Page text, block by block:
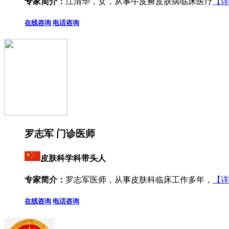
在线咨询 电话咨询
罗志军 门诊医师
皮肤科学科带头人
专家简介： 罗志军医师，从事皮肤科临床工作多年， 【
在线咨询 电话咨询